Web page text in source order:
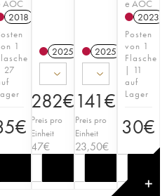
AOC
2018
1
27
€
2025 T
282€
Preis pro
Einheit
47€
2025 T
141€
Preis pro
Einheit
23,50€
e AOC
2023
Posten
von 1
Flasche
| 11
auf
Lager
30€
✕